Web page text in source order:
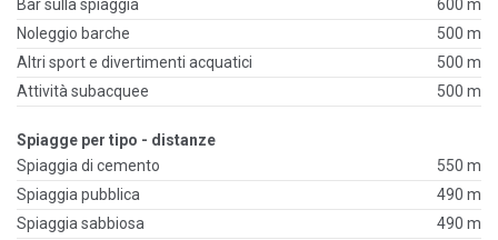
Bar sulla spiaggia
600 m
Noleggio barche
500 m
Altri sport e divertimenti acquatici
500 m
Attività subacquee
500 m
Spiagge per tipo - distanze
Spiaggia di cemento
550 m
Spiaggia pubblica
490 m
Spiaggia sabbiosa
490 m